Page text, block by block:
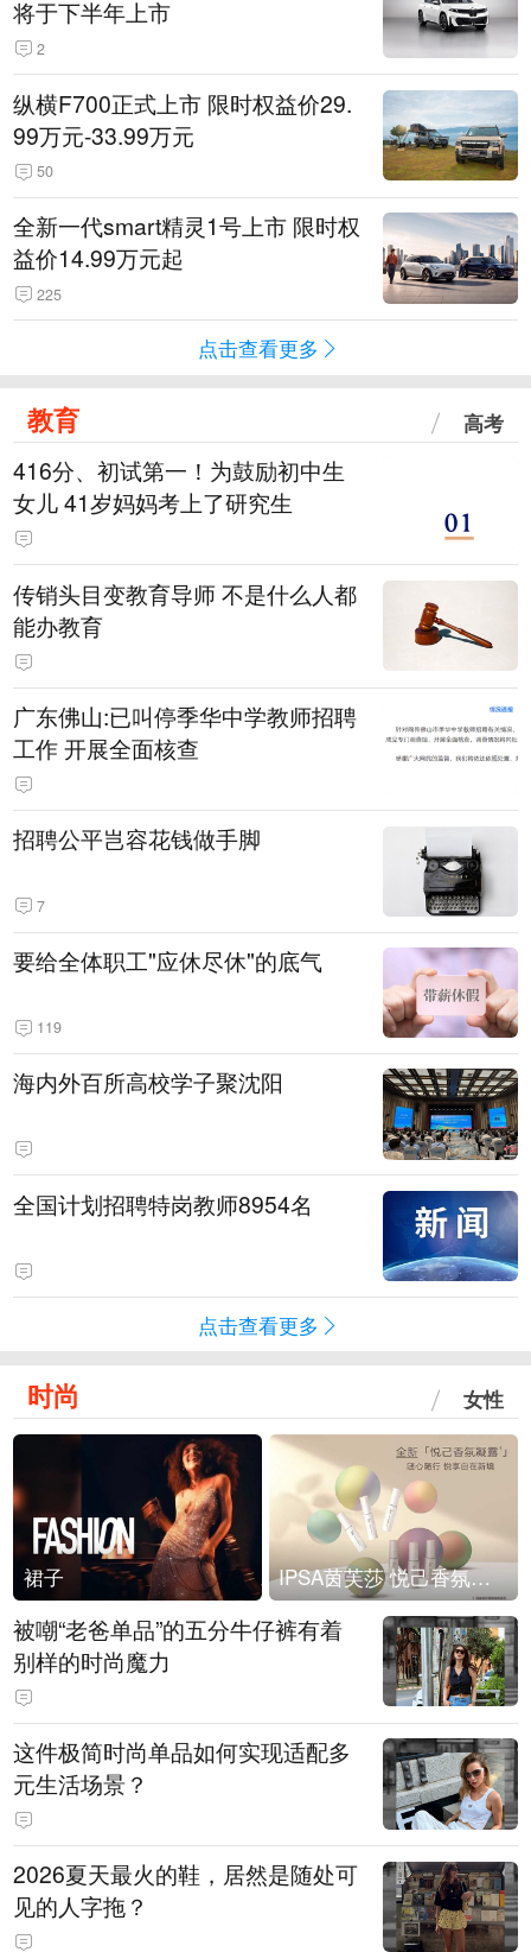
将于下半年上市
2
纵横F700正式上市 限时权益价29.
99万元-33.99万元
50
全新一代smart精灵1号上市 限时权
益价14.99万元起
225
点击查看更多
教育 高考
416分、初试第一！为鼓励初中生
女儿 41岁妈妈考上了研究生
传销头目变教育导师 不是什么人都
能办教育
广东佛山:已叫停季华中学教师招聘
工作 开展全面核查
招聘公平岂容花钱做手脚
7
要给全体职工"应休尽休"的底气
119
海内外百所高校学子聚沈阳
全国计划招聘特岗教师8954名
点击查看更多
时尚 女性
裙子 IPSA茵芙莎 悦己香氛凝露上市
被嘲“老爸单品”的五分牛仔裤有着
别样的时尚魔力
这件极简时尚单品如何实现适配多
元生活场景？
2026夏天最火的鞋，居然是随处可
见的人字拖？